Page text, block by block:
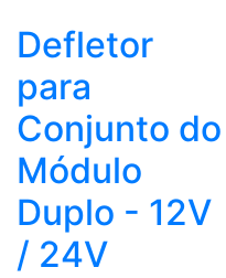
Defletor
para
Conjunto do
Módulo
Duplo - 12V
/ 24V